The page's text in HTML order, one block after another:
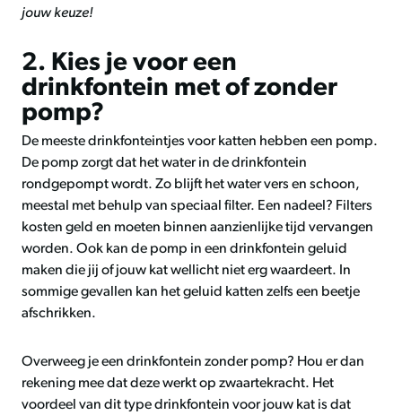
jouw keuze!
2. Kies je voor een
drinkfontein met of zonder
pomp?
De meeste drinkfonteintjes voor katten hebben een pomp.
De pomp zorgt dat het water in de drinkfontein
rondgepompt wordt. Zo blijft het water vers en schoon,
meestal met behulp van speciaal filter. Een nadeel? Filters
kosten geld en moeten binnen aanzienlijke tijd vervangen
worden. Ook kan de pomp in een drinkfontein geluid
maken die jij of jouw kat wellicht niet erg waardeert. In
sommige gevallen kan het geluid katten zelfs een beetje
afschrikken.
Overweeg je een drinkfontein zonder pomp? Hou er dan
rekening mee dat deze werkt op zwaartekracht. Het
voordeel van dit type drinkfontein voor jouw kat is dat